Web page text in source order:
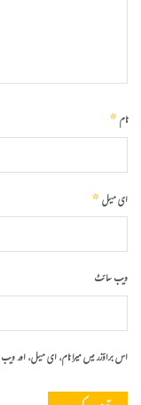
نام*
ای میل*
ویب‌ سائٹ
اس براؤزر میں میرا نام، ای میل، اور